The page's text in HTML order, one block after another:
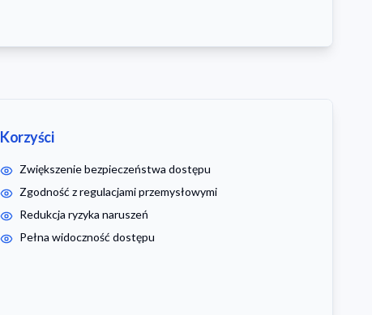
Korzyści
Zwiększenie bezpieczeństwa dostępu
Zgodność z regulacjami przemysłowymi
Redukcja ryzyka naruszeń
Pełna widoczność dostępu